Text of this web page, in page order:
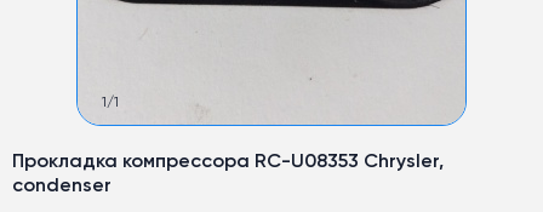
1 /1
Прокладка компрессора RC-U08353 Chrysler,
condenser